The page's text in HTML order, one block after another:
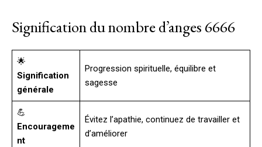
Signification du nombre d’anges 6666
🌟
Signification
générale
Progression spirituelle, équilibre et
sagesse
💪
Encourageme
nt
Évitez l’apathie, continuez de travailler et
d’améliorer